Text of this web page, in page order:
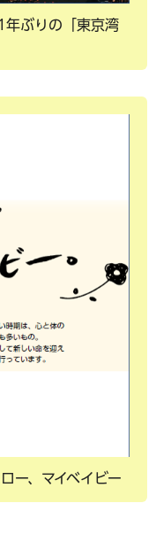
ぶりの「東京湾
、マイベイビー